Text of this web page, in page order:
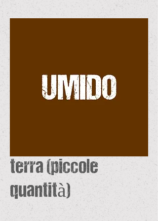
terra (piccole
quantità)